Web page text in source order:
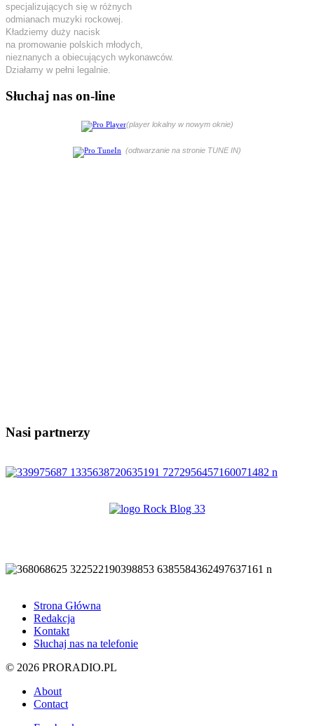
specjalizujących się w różnych
odmianach muzyki rockowej.
Kładziemy duży nacisk
na promowanie polskich młodych,
nieznanych a obiecujących wykonawców.
Działamy w pełni legalnie.
Słuchaj nas on-line
(player lokalny w nowym oknie)
(odtwarzanie na stronie TUNE IN)
Nasi partnerzy
Strona Główna
Redakcja
Kontakt
Słuchaj nas na telefonie
© 2026 PRORADIO.PL
About
Contact